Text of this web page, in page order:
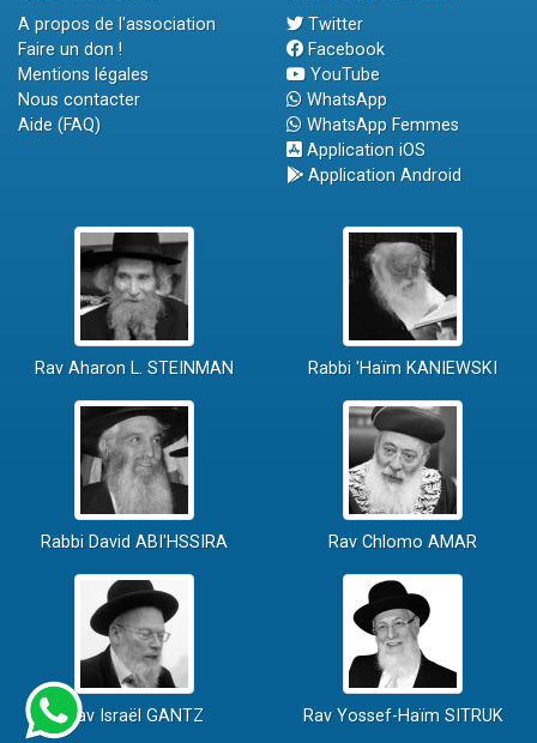
A propos de l'association
Faire un don !
Mentions légales
Nous contacter
Aide (FAQ)
Twitter
Facebook
YouTube
WhatsApp
WhatsApp Femmes
Application iOS
Application Android
Rav Aharon L. STEINMAN Rabbi 'Haïm KANIEWSKI
Rabbi David ABI'HSSIRA Rav Chlomo AMAR
Rav Israël GANTZ Rav Yossef-Haïm SITRUK